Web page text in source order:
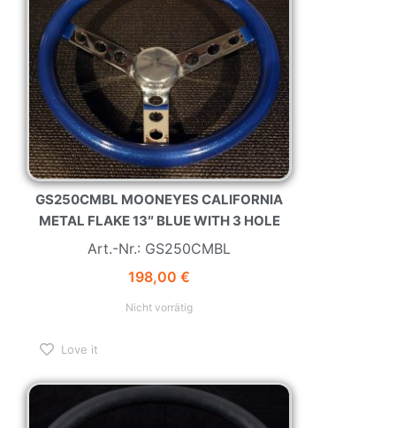
GS250CMBL MOONEYES CALIFORNIA
METAL FLAKE 13″ BLUE WITH 3 HOLE
Art.-Nr.: GS250CMBL
198,00 €
Nicht vorrätig
Love it